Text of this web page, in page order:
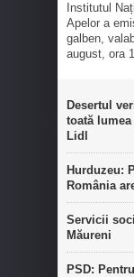
Institutul
Apelor a
galben,
august, ora
Desertul
toată
Lidl
Hurduzeu:
România
Servicii
Măureni
PSD: